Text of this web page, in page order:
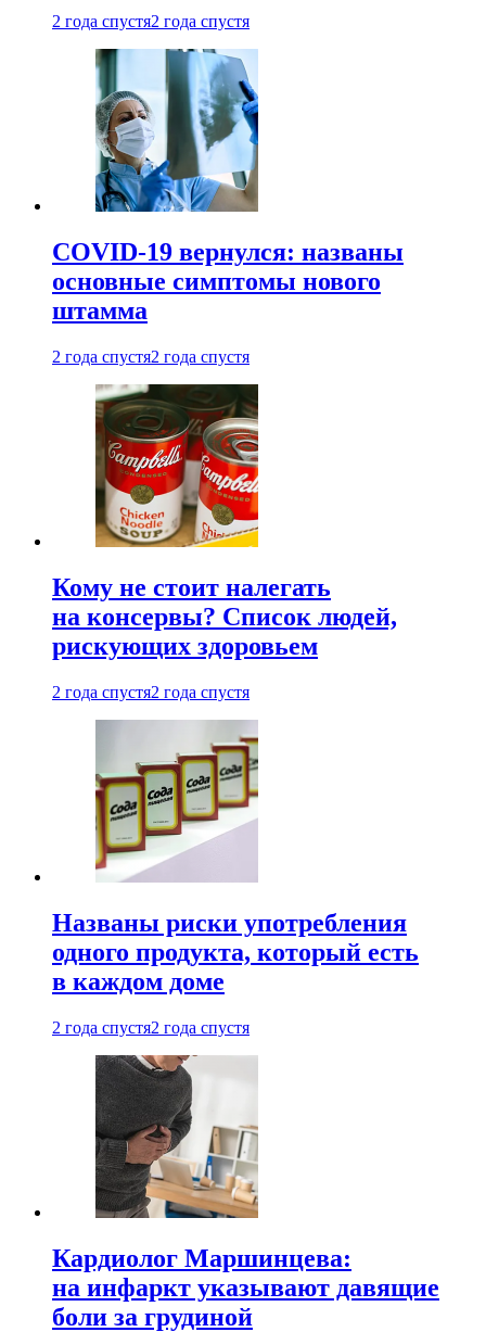
2 года спустя2 года спустя
COVID-19 вернулся: названы
основные симптомы нового
штамма
2 года спустя2 года спустя
Кому не стоит налегать
на консервы? Список людей,
рискующих здоровьем
2 года спустя2 года спустя
Названы риски употребления
одного продукта, который есть
в каждом доме
2 года спустя2 года спустя
Кардиолог Маршинцева:
на инфаркт указывают давящие
боли за грудиной